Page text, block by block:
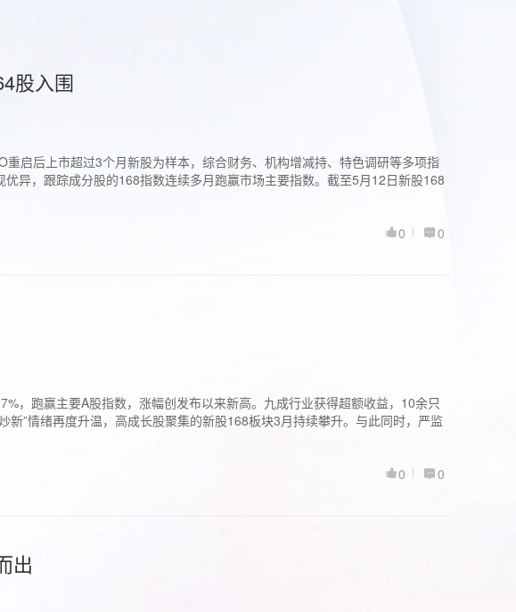
股入围
启后上市超过3个月新股为样本，综合财务、机构增减持、特色调研等多项指
异，跟踪成分股的168指数连续多月跑赢市场主要指数。截至5月12日新股168
0
0
，跑赢主要A股指数，涨幅创发布以来新高。九成行业获得超额收益，10余只
”情绪再度升温，高成长股聚集的新股168板块3月持续攀升。与此同时，严监
0
0
出